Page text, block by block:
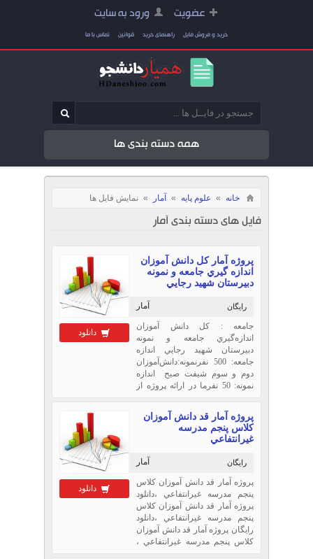
عضویت ورود به سایت
خرید و فروش فایل راهنمای خرید قوانین تماس با ما
همه دسته بندی ها
خانه » علوم پایه » آمار » نمایش فایل ها
فایل های دسته بندی آمار
دانلود
پروژه آمار كل دانش آموزان
اندازه گيري جامعه و نمونه
دبيرستان شهيد رجايي
آمار رایگان
جامعه : كل دانش ‌آموزان
اندازه‌گيري جامعه و نمونه
دبيرستان شهيد رجايي اندازه
جامعه: 500 نفرنمونه:دانش‌آموزان
دوم و سوم شيفت صبح اندازه
نمونه: 50 نفرما در ارائه پروژه از
مشاهده‌ي ثبت وقايع استفاده
كرديم.....تعداد صفحات:...
دانلود
پروژه آمار قد دانش آموزان
كلاس پنجم مدرسه
غيرانتفاعي
آمار رایگان
پروژه آمار قد دانش آموزان كلاس
پنجم مدرسه غيرانتفاعي ،دانلود
پروژه آمار قد دانش آموزان كلاس
پنجم مدرسه غيرانتفاعي ،دانلود
رایگان پروژه آمار قد دانش آموزان
كلاس پنجم مدرسه غيرانتفاعي ،